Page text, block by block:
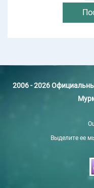
2006 - 2026
Выделите ее